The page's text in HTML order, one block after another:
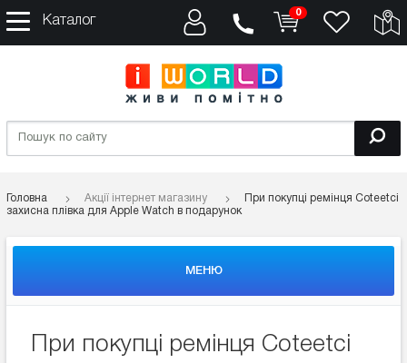
Каталог
0
Головна Акції інтернет магазину
При покупці ремінця Coteetci
захисна плівка для Apple Watch в подарунок
МЕНЮ
При покупці ремінця Coteetci